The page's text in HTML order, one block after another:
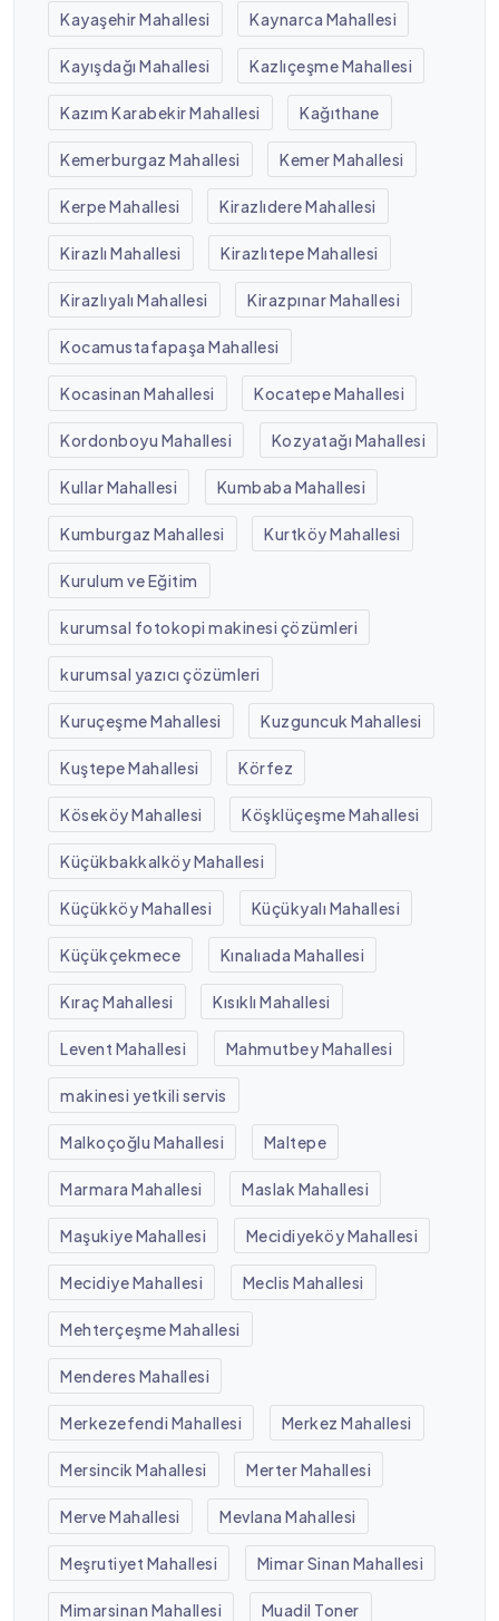
Kayaşehir Mahallesi Kaynarca Mahallesi
Kayışdağı Mahallesi Kazlıçeşme Mahallesi
Kazım Karabekir Mahallesi Kağıthane
Kemerburgaz Mahallesi Kemer Mahallesi
Kerpe Mahallesi Kirazlıdere Mahallesi
Kirazlı Mahallesi Kirazlıtepe Mahallesi
Kirazlıyalı Mahallesi Kirazpınar Mahallesi
Kocamustafapaşa Mahallesi
Kocasinan Mahallesi Kocatepe Mahallesi
Kordonboyu Mahallesi Kozyatağı Mahallesi
Kullar Mahallesi Kumbaba Mahallesi
Kumburgaz Mahallesi Kurtköy Mahallesi
Kurulum ve Eğitim
kurumsal fotokopi makinesi çözümleri
kurumsal yazıcı çözümleri
Kuruçeşme Mahallesi Kuzguncuk Mahallesi
Kuştepe Mahallesi Körfez
Köseköy Mahallesi Köşklüçeşme Mahallesi
Küçükbakkalköy Mahallesi
Küçükköy Mahallesi Küçükyalı Mahallesi
Küçükçekmece Kınalıada Mahallesi
Kıraç Mahallesi Kısıklı Mahallesi
Levent Mahallesi Mahmutbey Mahallesi
makinesi yetkili servis
Malkoçoğlu Mahallesi Maltepe
Marmara Mahallesi Maslak Mahallesi
Maşukiye Mahallesi Mecidiyeköy Mahallesi
Mecidiye Mahallesi Meclis Mahallesi
Mehterçeşme Mahallesi
Menderes Mahallesi
Merkezefendi Mahallesi Merkez Mahallesi
Mersincik Mahallesi Merter Mahallesi
Merve Mahallesi Mevlana Mahallesi
Meşrutiyet Mahallesi Mimar Sinan Mahallesi
Mimarsinan Mahallesi Muadil Toner